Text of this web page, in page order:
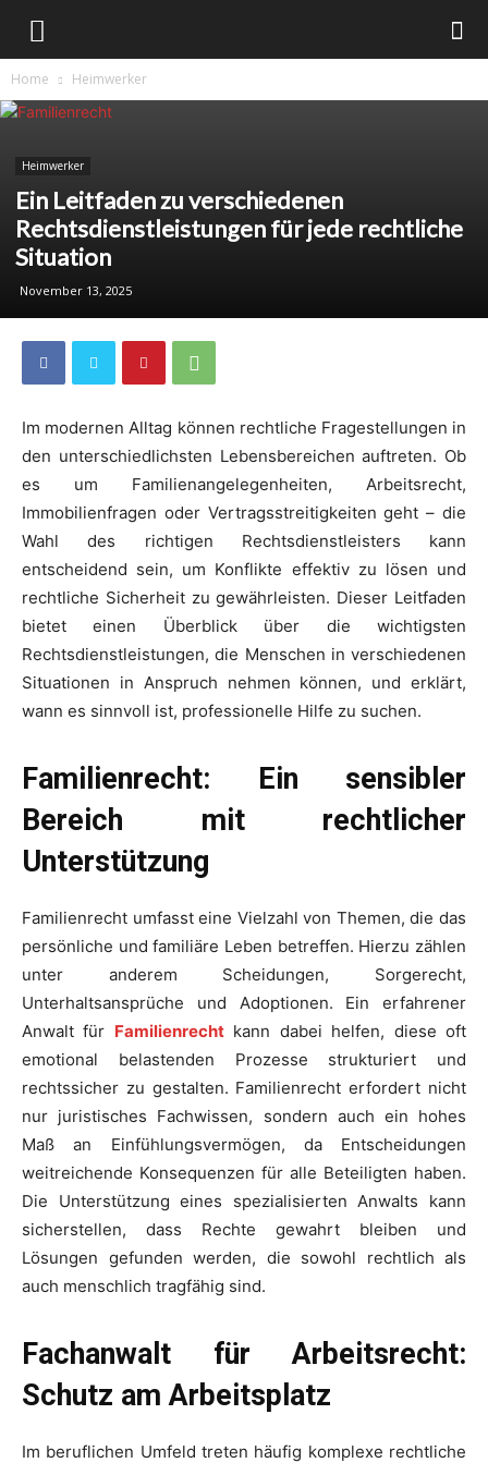
Home Heimwerker
Heimwerker
Ein Leitfaden zu verschiedenen
Rechtsdienstleistungen für jede rechtliche
Situation
November 13, 2025
Im modernen Alltag können rechtliche Fragestellungen in
den unterschiedlichsten Lebensbereichen auftreten. Ob
es um Familienangelegenheiten, Arbeitsrecht,
Immobilienfragen oder Vertragsstreitigkeiten geht – die
Wahl des richtigen Rechtsdienstleisters kann
entscheidend sein, um Konflikte effektiv zu lösen und
rechtliche Sicherheit zu gewährleisten. Dieser Leitfaden
bietet einen Überblick über die wichtigsten
Rechtsdienstleistungen, die Menschen in verschiedenen
Situationen in Anspruch nehmen können, und erklärt,
wann es sinnvoll ist, professionelle Hilfe zu suchen.
Familienrecht: Ein sensibler
Bereich mit rechtlicher
Unterstützung
Familienrecht umfasst eine Vielzahl von Themen, die das
persönliche und familiäre Leben betreffen. Hierzu zählen
unter anderem Scheidungen, Sorgerecht,
Unterhaltsansprüche und Adoptionen. Ein erfahrener
Anwalt für Familienrechtkann dabei helfen, diese oft
emotional belastenden Prozesse strukturiert und
rechtssicher zu gestalten. Familienrecht erfordert nicht
nur juristisches Fachwissen, sondern auch ein hohes
Maß an Einfühlungsvermögen, da Entscheidungen
weitreichende Konsequenzen für alle Beteiligten haben.
Die Unterstützung eines spezialisierten Anwalts kann
sicherstellen, dass Rechte gewahrt bleiben und
Lösungen gefunden werden, die sowohl rechtlich als
auch menschlich tragfähig sind.
Fachanwalt für Arbeitsrecht:
Schutz am Arbeitsplatz
Im beruflichen Umfeld treten häufig komplexe rechtliche